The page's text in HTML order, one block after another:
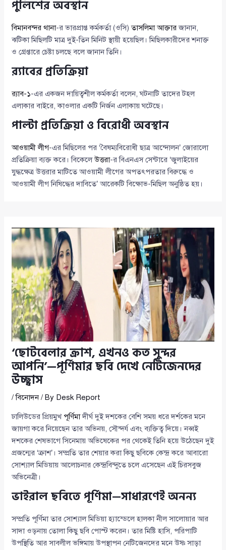
পুলিশের অবস্থান
বিমানবন্দর থানা-র ভারপ্রাপ্ত কর্মকর্তা (ওসি)তাসলিমা আক্তারজানান,
ঝটিকা মিছিলটি মাত্র দুই-তিন মিনিট স্থায়ী হয়েছিল। মিছিলকারীদের শনাক্ত
ও গ্রেপ্তারে চেষ্টা চলছে বলে জানান তিনি।
র‍্যাবের প্রতিক্রিয়া
র‍্যাব-১-এর একজন দায়িত্বশীল কর্মকর্তা বলেন, ঘটনাটি তাদের টহল
এলাকার বাইরে, কাওলার একটি নির্জন এলাকায় ঘটেছে।
পাল্টা প্রতিক্রিয়া ও বিরোধী অবস্থান
আওয়ামী লীগ-এর মিছিলের পর ‘বৈষম্যবিরোধী ছাত্র আন্দোলন’ জোরালো
প্রতিক্রিয়া ব্যক্ত করে। বিকেলেউত্তরা-র বিএনএস সেন্টারে ‘জুলাইয়ের
যুদ্ধক্ষেত্র উত্তরার মাটিতে আওয়ামী লীগের অপতৎপরতার বিরুদ্ধে ও
আওয়ামী লীগ নিষিদ্ধের দাবিতে’ আরেকটি বিক্ষোভ-মিছিল অনুষ্ঠিত হয়।
‘ছোটবেলার ক্রাশ, এখনও কত সুন্দর
আপনি’—পূর্ণিমার ছবি দেখে নেটিজেনদের
উচ্ছ্বাস
/বিনোদন/ By Desk Report
ঢালিউডের প্রিয়মুখ পূর্ণিমাদীর্ঘ দুই দশকের বেশি সময় ধরে দর্শকের মনে
জায়গা করে নিয়েছেন তার অভিনয়, সৌন্দর্য এবং ব্যক্তিত্ব দিয়ে। নব্বই
দশকের শেষভাগে সিনেমায় অভিষেকের পর থেকেই তিনি হয়ে উঠেছেন দুই
প্রজন্মের ‘ক্রাশ’। সম্প্রতি তার শেয়ার করা কিছু ছবিকে কেন্দ্র করে আবারো
সোশ্যাল মিডিয়ায় আলোচনার কেন্দ্রবিন্দুতে চলে এসেছেন এই চিরসবুজ
অভিনেত্রী।
ভাইরাল ছবিতে পূর্ণিমা—সাধারণেই অনন্য
সম্প্রতি পূর্ণিমা তার সোশ্যাল মিডিয়া হ্যান্ডেলে হালকা নীল সালোয়ার আর
সাদা ওড়নায় তোলা কিছু ছবি পোস্ট করেন। তার মিষ্টি হাসি, পরিপাটি
উপস্থিতি আর সাবলীল ভঙ্গিমায় উপস্থাপন নেটিজেনদের মনে উষ্ণ সাড়া